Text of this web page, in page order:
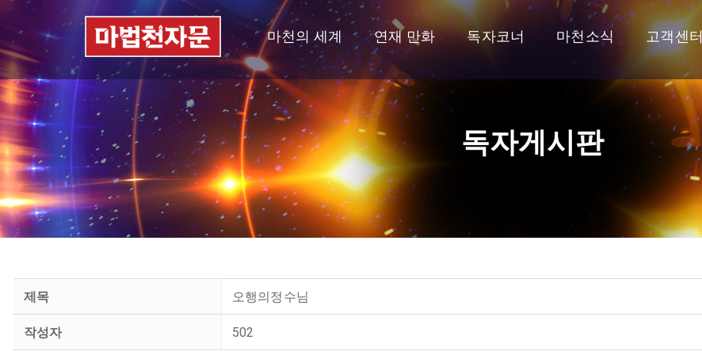
마천의 세계 연재 만화 독자코너 마천소식 고객센터
독자게시판
제목 오행의정수님
작성자 502